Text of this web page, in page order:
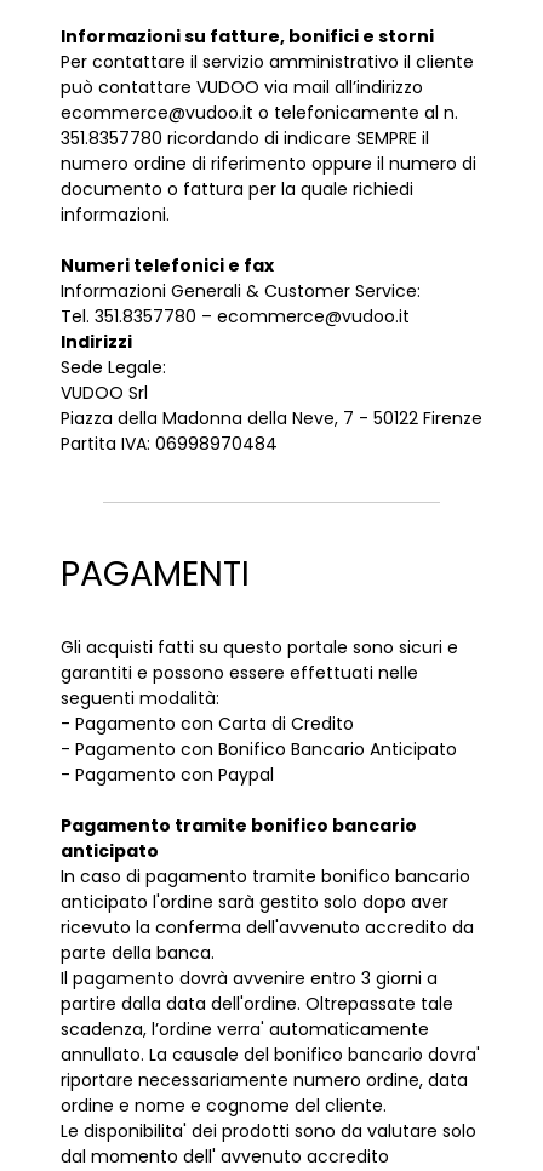
Informazioni su fatture, bonifici e storni
Per contattare il servizio amministrativo il cliente
può contattare VUDOO via mail all’indirizzo
ecommerce@vudoo.it o telefonicamente al n.
351.8357780 ricordando di indicare SEMPRE il
numero ordine di riferimento oppure il numero di
documento o fattura per la quale richiedi
informazioni.
Numeri telefonici e fax
Informazioni Generali & Customer Service:
Tel. 351.8357780 – ecommerce@vudoo.it
Indirizzi
Sede Legale:
VUDOO Srl
Piazza della Madonna della Neve, 7 - 50122 Firenze
Partita IVA: 06998970484
PAGAMENTI
Gli acquisti fatti su questo portale sono sicuri e
garantiti e possono essere effettuati nelle
seguenti modalità:
- Pagamento con Carta di Credito
- Pagamento con Bonifico Bancario Anticipato
- Pagamento con Paypal
Pagamento tramite bonifico bancario
anticipato
In caso di pagamento tramite bonifico bancario
anticipato l'ordine sarà gestito solo dopo aver
ricevuto la conferma dell'avvenuto accredito da
parte della banca.
Il pagamento dovrà avvenire entro 3 giorni a
partire dalla data dell'ordine. Oltrepassate tale
scadenza, l’ordine verra' automaticamente
annullato. La causale del bonifico bancario dovra'
riportare necessariamente numero ordine, data
ordine e nome e cognome del cliente.
Le disponibilita' dei prodotti sono da valutare solo
dal momento dell' avvenuto accredito